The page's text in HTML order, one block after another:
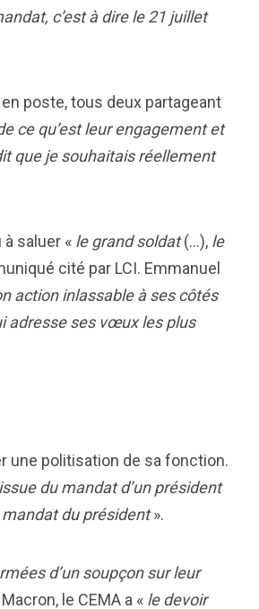
c’est à dire le 21 juillet
poste, tous deux partageant
ce qu’est leur engagement et
que je souhaitais réellement
à saluer « le grand soldat(…), le
cité par LCI. Emmanuel
action inlassable à ses côtés
adresse ses vœux les plus
une politisation de sa fonction.
du mandat d’un président
du président».
d’un soupçon sur leur
le CEMA a « le devoir